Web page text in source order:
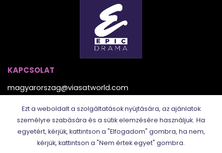
KAPCSOLAT
magyarorszag@viasatworld.com
TÖBBI CSATORNÁNK
Ezt a weboldalt a szolgáltatások nyújtására, az ajánlatok
személyre szabására és a sütik elemzésére használjuk. Ha
egyetért, kérjük, kattintson a "Elfogadom" gombra, ha nem,
kérjük, kattintson a "Nem értek egyet" gombra.